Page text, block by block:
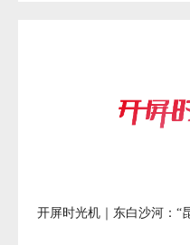
开屏时光机｜东白沙河：“